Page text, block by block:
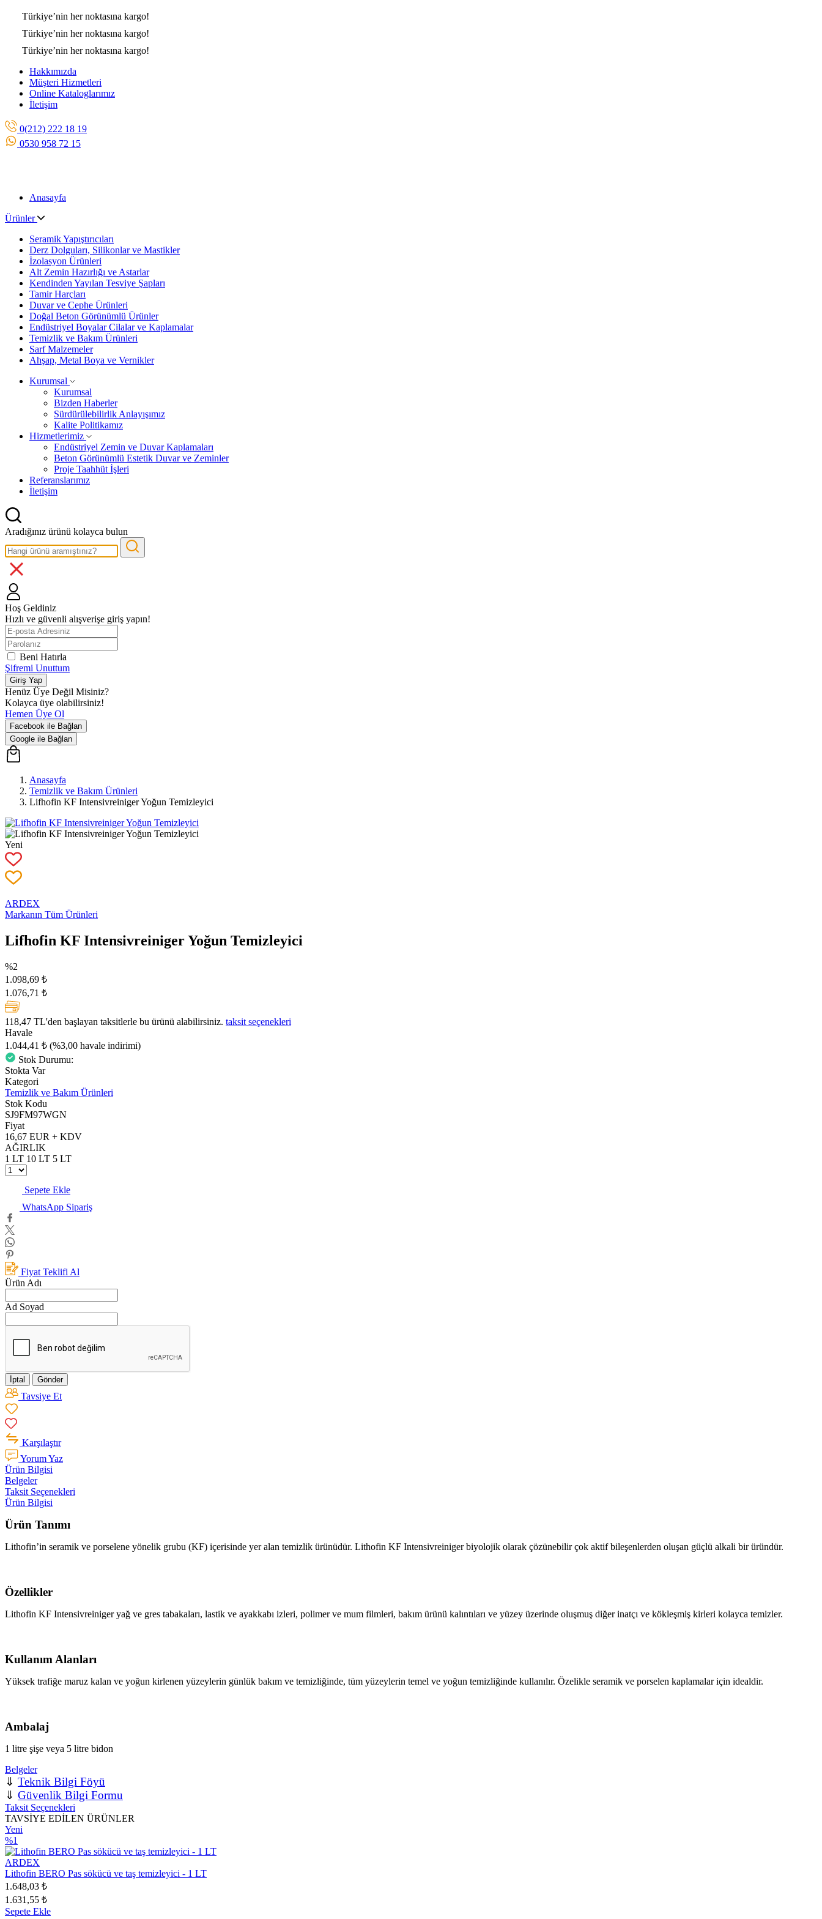
Türkiye’nin her noktasına kargo!
Türkiye’nin her noktasına kargo!
Türkiye’nin her noktasına kargo!
Hakkımızda
Müşteri Hizmetleri
Online Kataloglarımız
İletişim
0(212) 222 18 19
0530 958 72 15
Anasayfa
Ürünler
Seramik Yapıştırıcıları
Derz Dolguları, Silikonlar ve Mastikler
İzolasyon Ürünleri
Alt Zemin Hazırlığı ve Astarlar
Kendinden Yayılan Tesviye Şapları
Tamir Harçları
Duvar ve Cephe Ürünleri
Doğal Beton Görünümlü Ürünler
Endüstriyel Boyalar Cilalar ve Kaplamalar
Temizlik ve Bakım Ürünleri
Sarf Malzemeler
Ahşap, Metal Boya ve Vernikler
Kurumsal
Kurumsal
Bizden Haberler
Sürdürülebilirlik Anlayışımız
Kalite Politikamız
Hizmetlerimiz
Endüstriyel Zemin ve Duvar Kaplamaları
Beton Görünümlü Estetik Duvar ve Zeminler
Proje Taahhüt İşleri
Referanslarımız
İletişim
Aradığınız ürünü kolayca bulun
Hoş Geldiniz
Hızlı ve güvenli alışverişe giriş yapın!
Beni Hatırla
Şifremi Unuttum
Giriş Yap
Henüz Üye Değil Misiniz?
Kolayca üye olabilirsiniz!
Hemen Üye Ol
Facebook ile Bağlan
Google ile Bağlan
Anasayfa
Temizlik ve Bakım Ürünleri
Lifhofin KF Intensivreiniger Yoğun Temizleyici
Yeni
ARDEX
Markanın Tüm Ürünleri
Lifhofin KF Intensivreiniger Yoğun Temizleyici
%2
1.098,69 ₺
1.076,71 ₺
118,47 TL'den başlayan taksitlerle bu ürünü alabilirsiniz. taksit seçenekleri
Havale
1.044,41 ₺ (%3,00 havale indirimi)
Stok Durumu:
Stokta Var
Kategori
Temizlik ve Bakım Ürünleri
Stok Kodu
SJ9FM97WGN
Fiyat
16,67 EUR + KDV
AĞIRLIK
1 LT 10 LT 5 LT
Sepete Ekle
WhatsApp Sipariş
Fiyat Teklifi Al
Ürün Adı
Ad Soyad
İptal Gönder
Tavsiye Et
Karşılaştır
Yorum Yaz
Ürün Bilgisi
Belgeler
Taksit Seçenekleri
Ürün Bilgisi
Ürün Tanımı
Lithofin’in seramik ve porselene yönelik grubu (KF) içerisinde yer alan temizlik ürünüdür. Lithofin KF Intensivreiniger biyolojik olarak çözünebilir çok aktif bileşenlerden oluşan güçlü alkali bir üründür.
Özellikler
Lithofin KF Intensivreiniger yağ ve gres tabakaları, lastik ve ayakkabı izleri, polimer ve mum filmleri, bakım ürünü kalıntıları ve yüzey üzerinde oluşmuş diğer inatçı ve kökleşmiş kirleri kolayca temizler.
Kullanım Alanları
Yüksek trafiğe maruz kalan ve yoğun kirlenen yüzeylerin günlük bakım ve temizliğinde, tüm yüzeylerin temel ve yoğun temizliğinde kullanılır. Özelikle seramik ve porselen kaplamalar için idealdir.
Ambalaj
1 litre şişe veya 5 litre bidon
Belgeler
⇓ Teknik Bilgi Föyü
⇓ Güvenlik Bilgi Formu
Taksit Seçenekleri
TAVSİYE EDİLEN ÜRÜNLER
Yeni
%1
ARDEX
Lithofin BERO Pas sökücü ve taş temizleyici - 1 LT
1.648,03 ₺
1.631,55 ₺
Sepete Ekle